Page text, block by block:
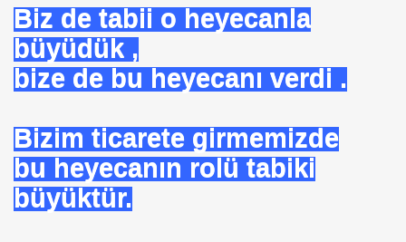
Biz de tabii o heyecanla
büyüdük ,
bize de bu heyecanı verdi .
Bizim ticarete girmemizde
bu heyecanın rolü tabiki
büyüktür.